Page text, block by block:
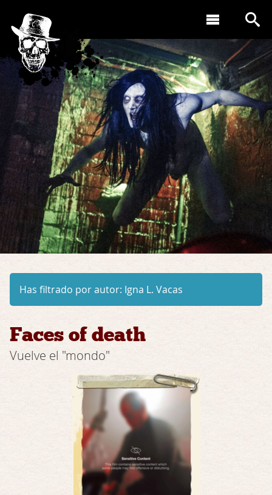
Has filtrado por autor: Igna L. Vacas
Faces of death
Vuelve el "mondo"